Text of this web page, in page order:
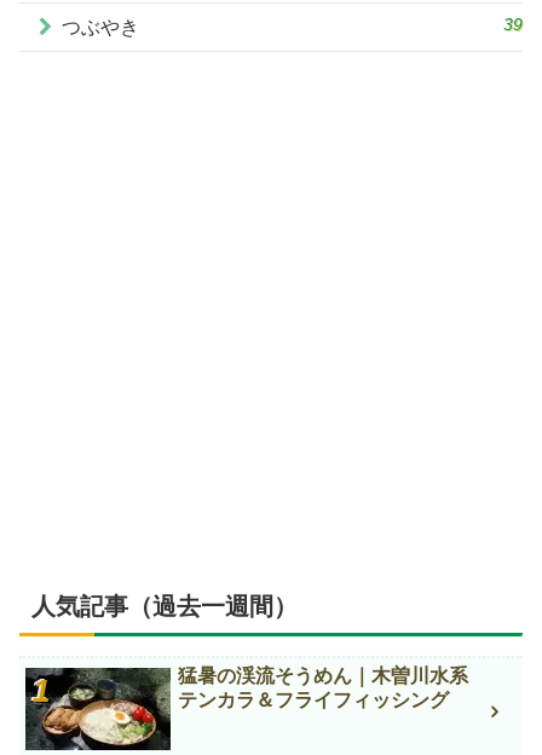
つぶやき 39
人気記事（過去一週間）
猛暑の渓流そうめん｜木曽川水系
テンカラ＆フライフィッシング